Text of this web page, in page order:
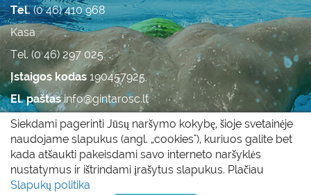
Siekdami pagerinti Jūsų naršymo kokybę, šioje svetainėje
naudojame slapukus (angl. „cookies"), kuriuos galite bet
kada atšaukti pakeisdami savo interneto naršyklės
nustatymus ir ištrindami įrašytus slapukus. Plačiau
Slapukų politika
Tel.(0 46) 410 968
Kasa
Tel. (0 46) 297 025
Įstaigos kodas 190457925
El. paštasinfo@gintarosc.lt
Duomenys kaupiami ir saugomi Juridinių asmenų
registre.
Visos teisės saugomos © 2011 - 2017 |Slapukų politika